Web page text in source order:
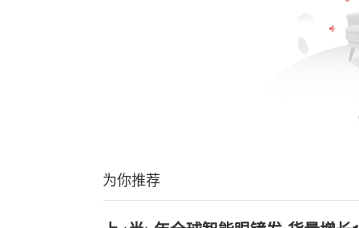
为你推荐